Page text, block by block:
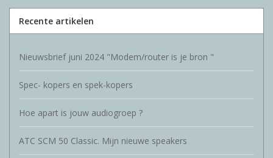
Sale
Reviews
Blog
Merken
Recente artikelen
Nieuwsbrief juni 2024 "Modem/router is je bron "
Spec- kopers en spek-kopers
Hoe apart is jouw audiogroep ?
ATC SCM 50 Classic. Mijn nieuwe speakers